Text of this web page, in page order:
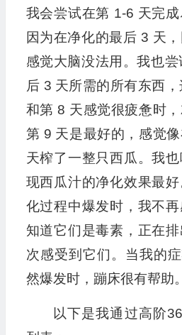
我会尝试在第 1-6 天完成
因为在净化的最后 3 天
感觉大脑没法用。我也
后 3 天所需的所有东西
和第 8 天感觉很疲惫时，
第 9 天是最好的，感觉
天榨了一整只西瓜。我
现西瓜汁的净化效果最
化过程中爆发时，我不
知道它们是毒素，正在
次感受到它们。当我的
然爆发时，蹦床很有帮助。
以下是我通过高阶